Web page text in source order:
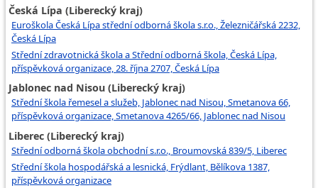
Česká Lípa (Liberecký kraj)
Euroškola Česká Lípa střední odborná škola s.r.o., Železničářská 2232,
Česká Lípa
Střední zdravotnická škola a Střední odborná škola, Česká Lípa,
příspěvková organizace, 28. října 2707, Česká Lípa
Jablonec nad Nisou (Liberecký kraj)
Střední škola řemesel a služeb, Jablonec nad Nisou, Smetanova 66,
příspěvková organizace, Smetanova 4265/66, Jablonec nad Nisou
Liberec (Liberecký kraj)
Střední odborná škola obchodní s.r.o., Broumovská 839/5, Liberec
Střední škola hospodářská a lesnická, Frýdlant, Bělíkova 1387,
příspěvková organizace